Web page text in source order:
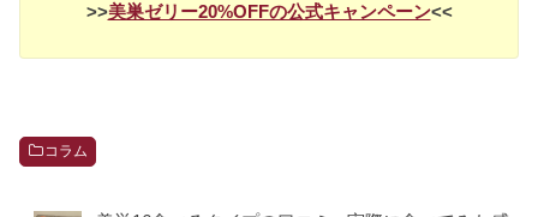
>>美巣ゼリー20%OFFの公式キャンペーン<<
コラム